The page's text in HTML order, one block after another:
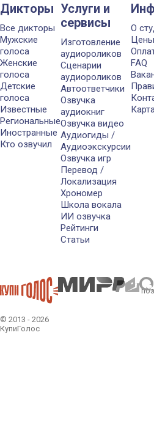
Дикторы
Все дикторы
Мужские
голоса
Женские
голоса
Детские
голоса
Известные
Региональные
Иностранные
Кто озвучил
Услуги и
сервисы
Изготовление
аудиороликов
Сценарии
аудиороликов
Автоответчики
Озвучка
аудиокниг
Озвучка видео
Аудиогиды /
Аудиоэкскурсии
Озвучка игр
Перевод /
Локализация
Хрономер
Школа вокала
ИИ озвучка
Рейтинги
Статьи
О
Цены
FAQ
© 2013 - 2026
КупиГолос